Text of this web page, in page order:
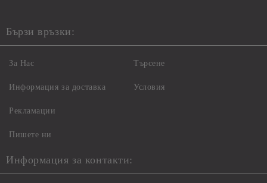
Бързи връзки:
За Нас
Информация за доставка
Рекламации
Пишете ни
Търсене
Условия
Информация за контакти: